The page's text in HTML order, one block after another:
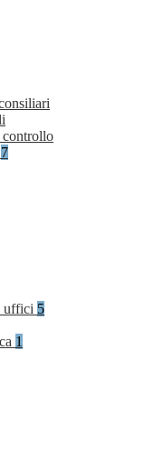
7
uffici 5
1